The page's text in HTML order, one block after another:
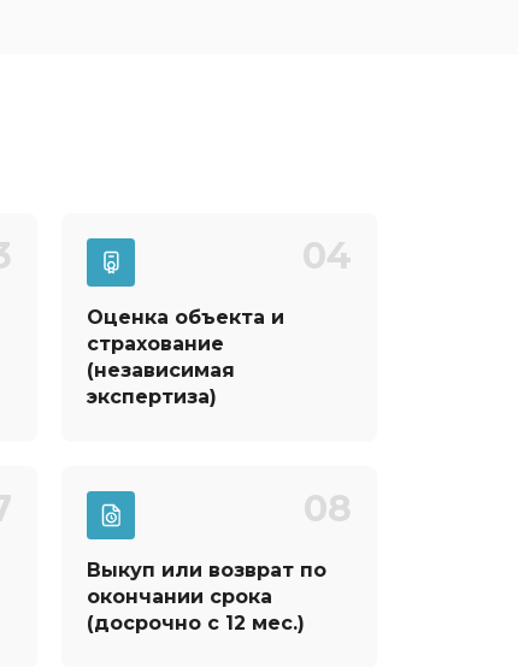
04
Оценка объекта и
страхование
(независимая
экспертиза)
08
Выкуп или возврат по
окончании срока
(досрочно с 12 мес.)